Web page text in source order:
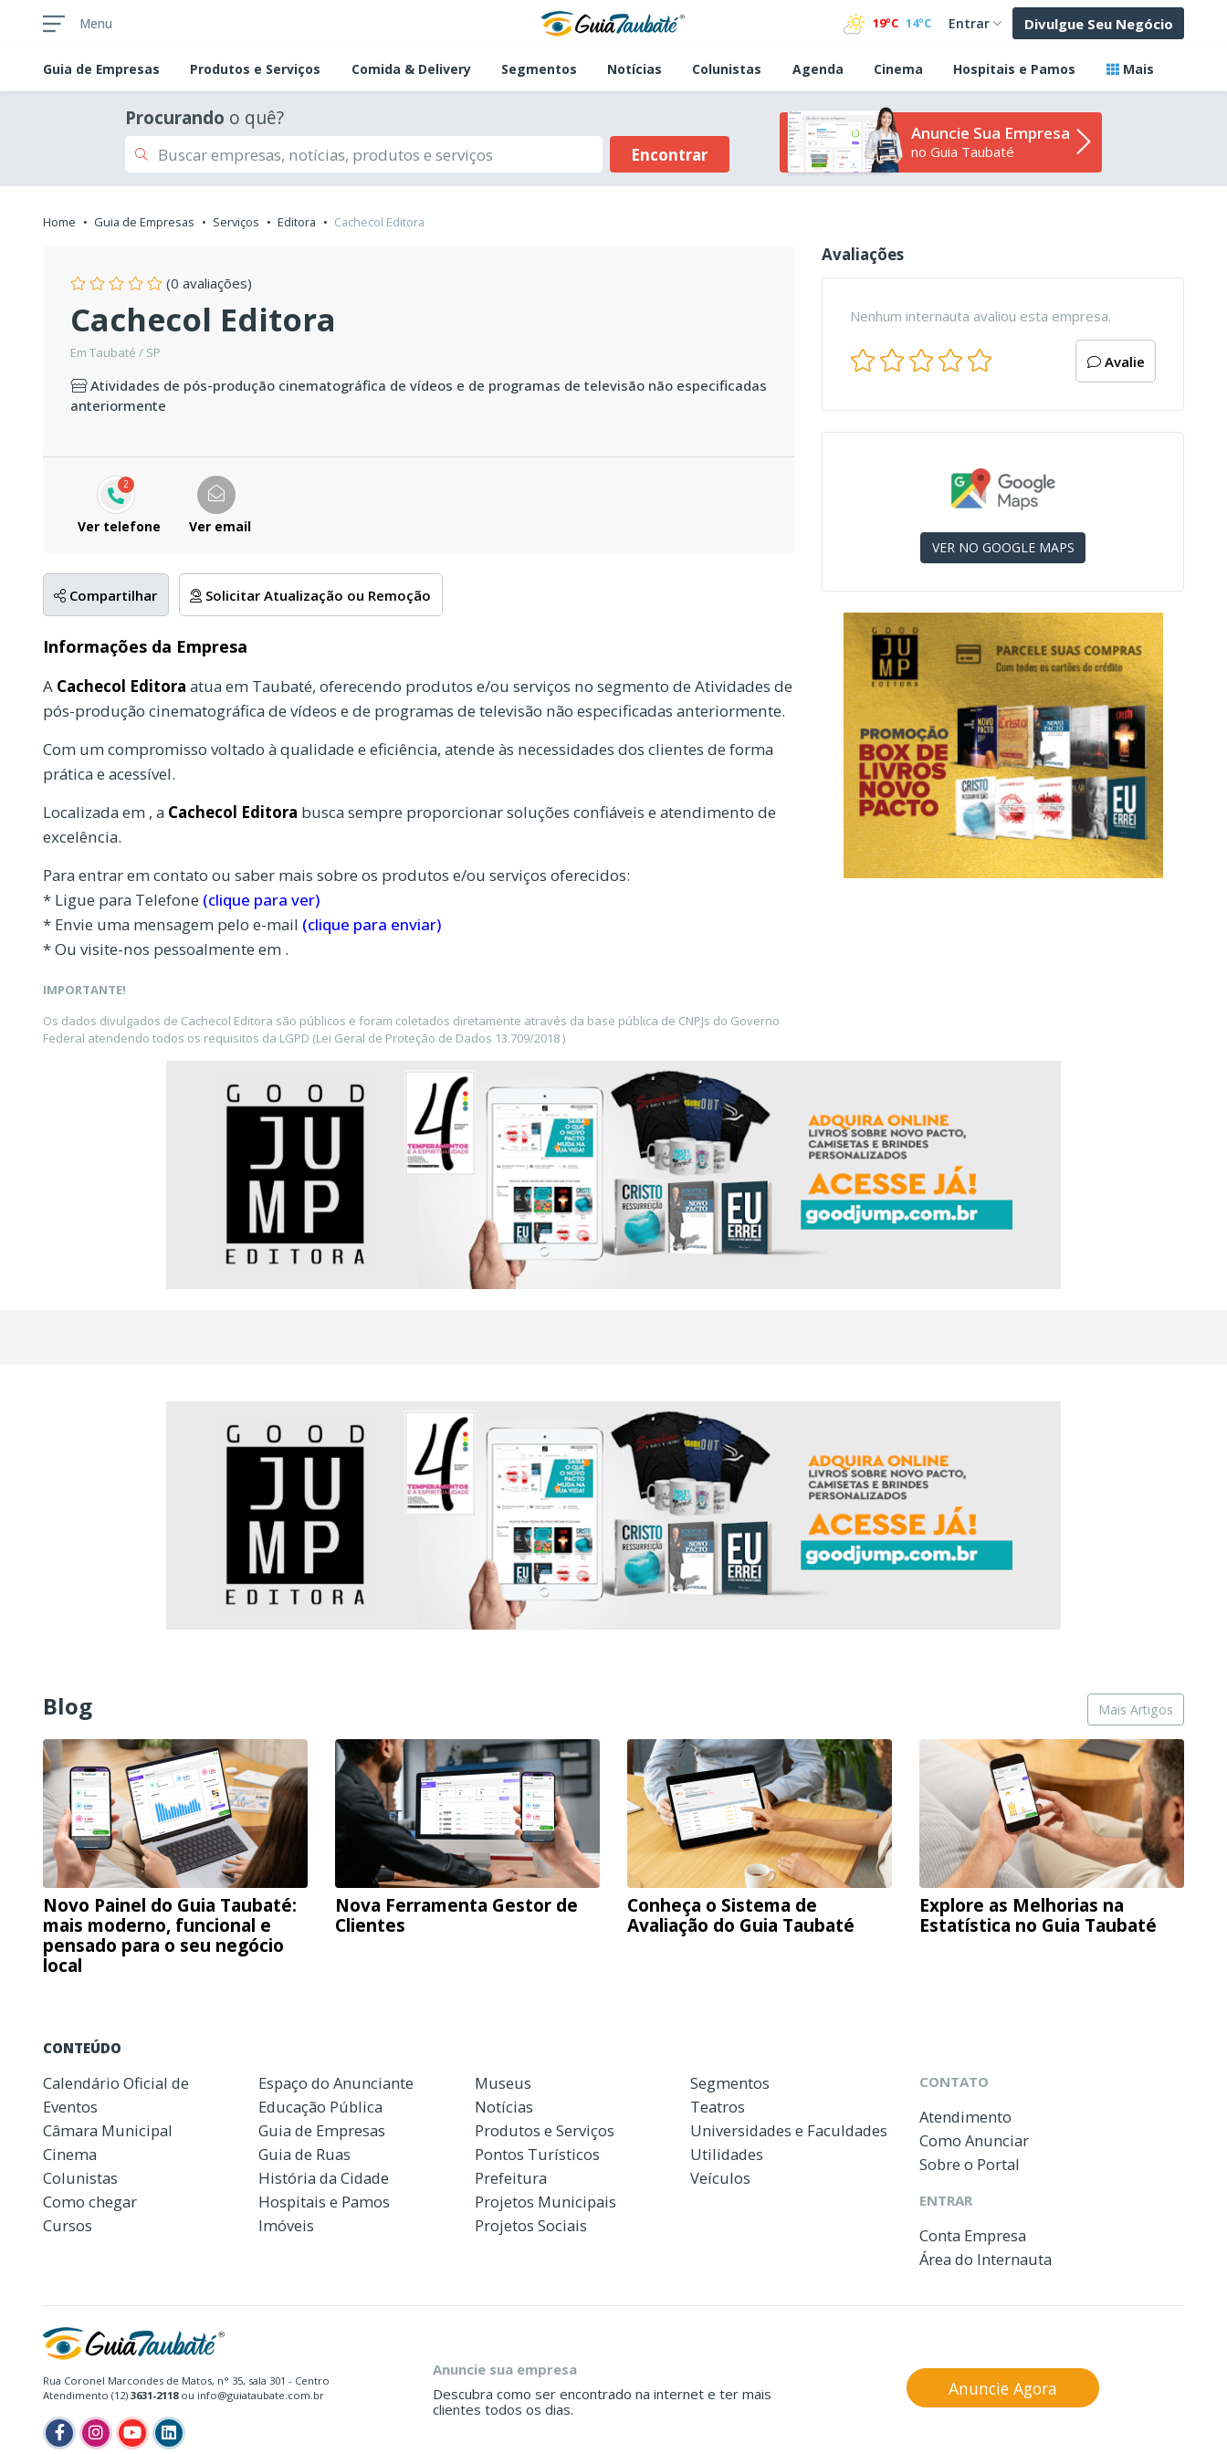
Menu 19ºC 14ºC Entrar Divulgue Seu Negócio
Guia de Empresas Produtos e Serviços Comida & Delivery Segmentos Notícias Colunistas Agenda Cinema Hospitais e Pamos Mais
Procurando o quê?
Encontrar
Anuncie Sua Empresa
no Guia Taubaté
Home Guia de Empresas Serviços Editora Cachecol Editora
(0 avaliações)
Cachecol Editora
Em Taubaté / SP
Atividades de pós-produção cinematográfica de vídeos e de programas de televisão não especificadas
anteriormente
2
Ver telefone Ver email
Compartilhar Solicitar Atualização ou Remoção
Informações da Empresa
A Cachecol Editora atua em Taubaté, oferecendo produtos e/ou serviços no segmento de Atividades de
pós-produção cinematográfica de vídeos e de programas de televisão não especificadas anteriormente.
Com um compromisso voltado à qualidade e eficiência, atende às necessidades dos clientes de forma
prática e acessível.
Localizada em , a Cachecol Editora busca sempre proporcionar soluções confiáveis e atendimento de
excelência.
Para entrar em contato ou saber mais sobre os produtos e/ou serviços oferecidos:
* Ligue para Telefone (clique para ver)
* Envie uma mensagem pelo e-mail (clique para enviar)
* Ou visite-nos pessoalmente em .
IMPORTANTE!
Os dados divulgados de Cachecol Editora são públicos e foram coletados diretamente através da base pública de CNPJs do Governo
Federal atendendo todos os requisitos da LGPD (Lei Geral de Proteção de Dados 13.709/2018 )
Avaliações
Nenhum internauta avaliou esta empresa.
Avalie
VER NO GOOGLE MAPS
Blog Mais Artigos
Novo Painel do Guia Taubaté:
mais moderno, funcional e
pensado para o seu negócio
local
Nova Ferramenta Gestor de
Clientes
Conheça o Sistema de
Avaliação do Guia Taubaté
Explore as Melhorias na
Estatística no Guia Taubaté
CONTEÚDO
Calendário Oficial de
Eventos
Câmara Municipal
Cinema
Colunistas
Como chegar
Cursos
Espaço do Anunciante
Educação Pública
Guia de Empresas
Guia de Ruas
História da Cidade
Hospitais e Pamos
Imóveis
Museus
Notícias
Produtos e Serviços
Pontos Turísticos
Prefeitura
Projetos Municipais
Projetos Sociais
Segmentos
Teatros
Universidades e Faculdades
Utilidades
Veículos
CONTATO
Atendimento
Como Anunciar
Sobre o Portal
ENTRAR
Conta Empresa
Área do Internauta
Rua Coronel Marcondes de Matos, n° 35, sala 301 - Centro
Atendimento (12) 3631-2118ou info@guiataubate.com.br
Anuncie sua empresa
Descubra como ser encontrado na internet e ter mais
clientes todos os dias.
Anuncie Agora